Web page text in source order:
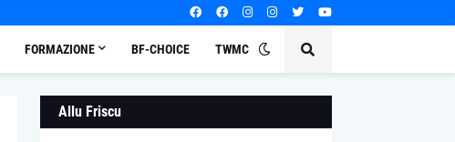
FORMAZIONE BF-CHOICE TWMC
Allu Friscu